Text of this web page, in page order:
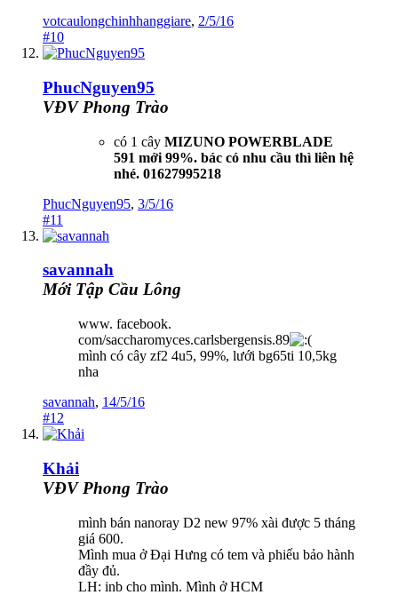
votcaulongchinhhanggiare, 2/5/16
#10
PhucNguyen95
VĐV Phong Trào
có 1 cây MIZUNO POWERBLADE
591 mới 99%. bác có nhu cầu thì liên hệ
nhé. 01627995218
PhucNguyen95, 3/5/16
#11
savannah
Mới Tập Cầu Lông
www. facebook.
com/saccharomyces.carlsbergensis.89
mình có cây zf2 4u5, 99%, lưới bg65ti 10,5kg
nha
savannah, 14/5/16
#12
Khải
VĐV Phong Trào
mình bán nanoray D2 new 97% xài được 5 tháng
giá 600.
Mình mua ở Đại Hưng có tem và phiếu bảo hành
đầy đủ.
LH: inb cho mình. Mình ở HCM